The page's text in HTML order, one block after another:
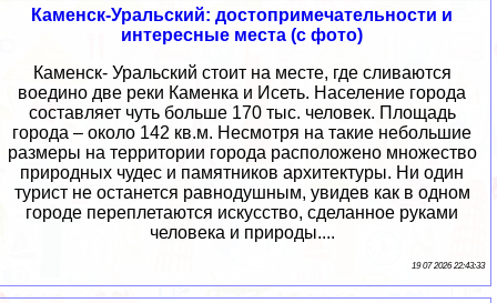
Каменск-Уральский: достопримечательности и
интересные места (с фото)
Каменск- Уральский стоит на месте, где сливаются
воедино две реки Каменка и Исеть. Население города
составляет чуть больше 170 тыс. человек. Площадь
города – около 142 кв.м. Несмотря на такие небольшие
размеры на территории города расположено множество
природных чудес и памятников архитектуры. Ни один
турист не останется равнодушным, увидев как в одном
городе переплетаются искусство, сделанное руками
человека и природы....
19 07 2026 22:43:33